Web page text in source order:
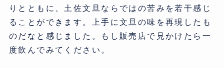
りとともに、土佐文旦ならではの苦みを若干感じ
ることができます。上手に文旦の味を再現したも
のだなと感じました。もし販売店で見かけたら一
度飲んでみてください。